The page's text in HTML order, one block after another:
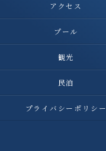
アクセス
プール
観光
民泊
プライバシーポリシー